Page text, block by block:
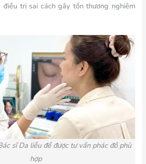
điều trị sai cách gây tổn thương nghiêm
sĩ Da liễu để được tư vấn phác đồ phù
hợp